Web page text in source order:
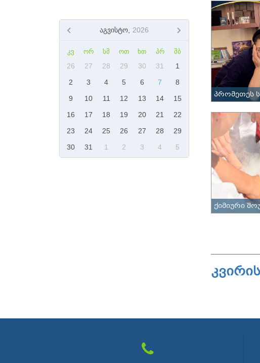
აგვისტო, 2026
ᲙᲕ ᲝᲠ ᲡᲛ ᲝᲗ ᲮᲗ ᲞᲠ ᲨᲑ
26 27 28 29 30 31
1
2
3 4 5 6 7
8
9
10 11 12 13 14
15
16
17 18 19 20 21
22
23
24 25 26 27 28
29
30
31 1 2 3 4 5
პრომეთეს
ქიმიური